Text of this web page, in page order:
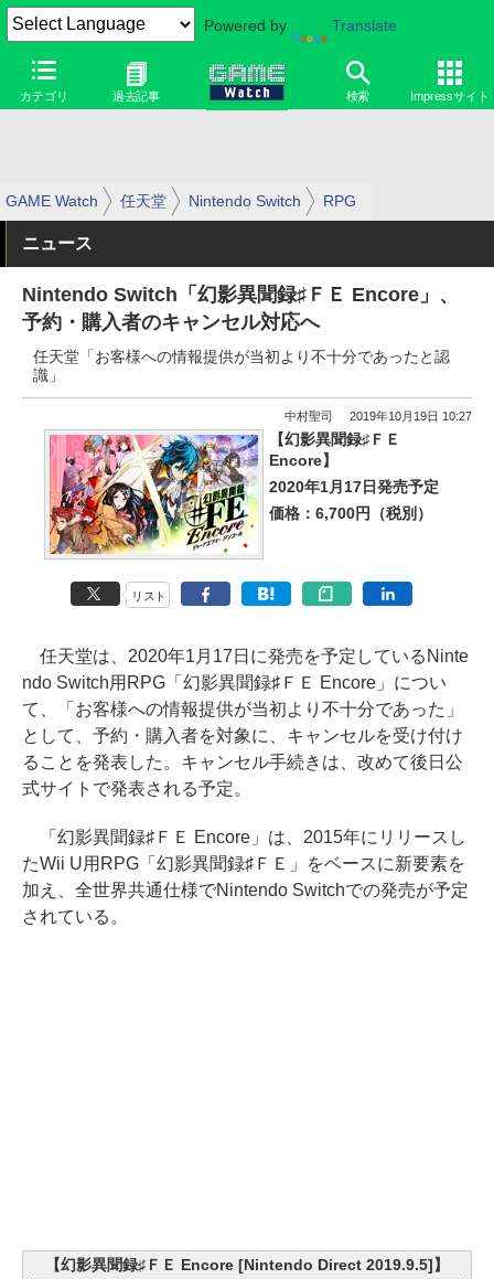
Powered by Translate
カテゴリ 過去記事 検索 Impressサイト
GAME Watch 任天堂 Nintendo Switch RPG
ニュース
Nintendo Switch「幻影異聞録♯ＦＥ Encore」、
予約・購入者のキャンセル対応へ
任天堂「お客様への情報提供が当初より不十分であったと認
識」
中村聖司 2019年10月19日 10:27
【幻影異聞録♯ＦＥ
Encore】
2020年1月17日発売予定
価格：6,700円（税別）
リスト
任天堂は、2020年1月17日に発売を予定しているNinte
ndo Switch用RPG「幻影異聞録♯ＦＥ Encore」につい
て、「お客様への情報提供が当初より不十分であった」
として、予約・購入者を対象に、キャンセルを受け付け
ることを発表した。キャンセル手続きは、改めて後日公
式サイトで発表される予定。
「幻影異聞録♯ＦＥ Encore」は、2015年にリリースし
たWii U用RPG「幻影異聞録♯ＦＥ」をベースに新要素を
加え、全世界共通仕様でNintendo Switchでの発売が予定
されている。
【幻影異聞録♯ＦＥ Encore [Nintendo Direct 2019.9.5]】